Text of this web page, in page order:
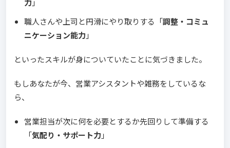
力 」
職人さんや上司と円滑にやり取りする「調整・コミュ
ニケーション能力 」
といったスキルが身についていたことに気づきました。
もしあなたが今、営業アシスタントや雑務をしているな
ら、
営業担当が次に何を必要とするか先回りして準備する
「気配り・サポート力 」